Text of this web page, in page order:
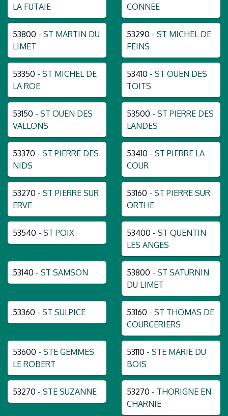
LA FUTAIE
CONNEE
53800 - ST MARTIN DU
LIMET
53290 - ST MICHEL DE
FEINS
53350 - ST MICHEL DE
LA ROE
53410 - ST OUEN DES
TOITS
53150 - ST OUEN DES
VALLONS
53500 - ST PIERRE DES
LANDES
53370 - ST PIERRE DES
NIDS
53410 - ST PIERRE LA
COUR
53270 - ST PIERRE SUR
ERVE
53160 - ST PIERRE SUR
ORTHE
53540 - ST POIX 53400 - ST QUENTIN
LES ANGES
53140 - ST SAMSON 53800 - ST SATURNIN
DU LIMET
53360 - ST SULPICE 53160 - ST THOMAS DE
COURCERIERS
53600 - STE GEMMES
LE ROBERT
53110 - STE MARIE DU
BOIS
53270 - STE SUZANNE 53270 - THORIGNE EN
CHARNIE